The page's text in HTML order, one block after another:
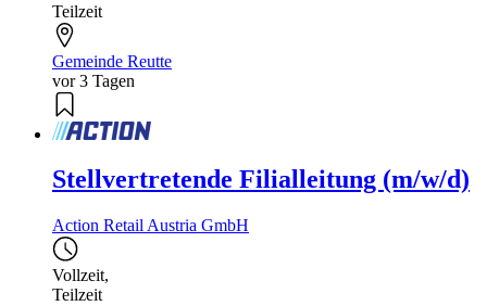
Teilzeit
Gemeinde Reutte
vor 3 Tagen
Stellvertretende Filialleitung (m/w/d)
Action Retail Austria GmbH
Vollzeit,
Teilzeit